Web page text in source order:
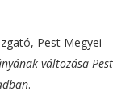
Pest Megyei
változása Pest-
.